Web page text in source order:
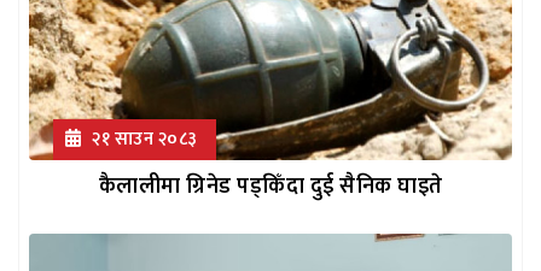
२१ साउन २०८३
कैलालीमा ग्रिनेड पड्किँदा दुई सैनिक घाइते